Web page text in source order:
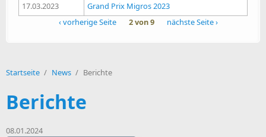
17.03.2023
Grand Prix Migros 2023
‹ vorherige Seite
2 von 9 nächste Seite ›
Startseite / News / Berichte
Berichte
08.01.2024